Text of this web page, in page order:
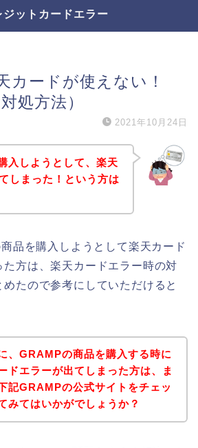
ジットカードエラー
カードが使えない！
処方法）
2021年10月24日
入しようとして、楽天
しまった！という方は
品を購入しようとして楽天カード
た方は、楽天カードエラー時の対
たので参考にしていただけると
、GRAMPの商品を購入する時に
ドエラーが出てしまった方は、ま
記GRAMPの公式サイトをチェッ
みてはいかがでしょうか？